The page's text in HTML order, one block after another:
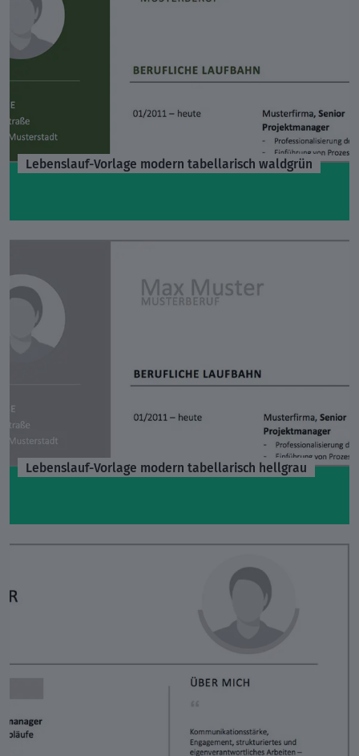
Lebenslauf-Vorlage modern tabellarisch waldgrün
Lebenslauf-Vorlage modern tabellarisch hellgrau